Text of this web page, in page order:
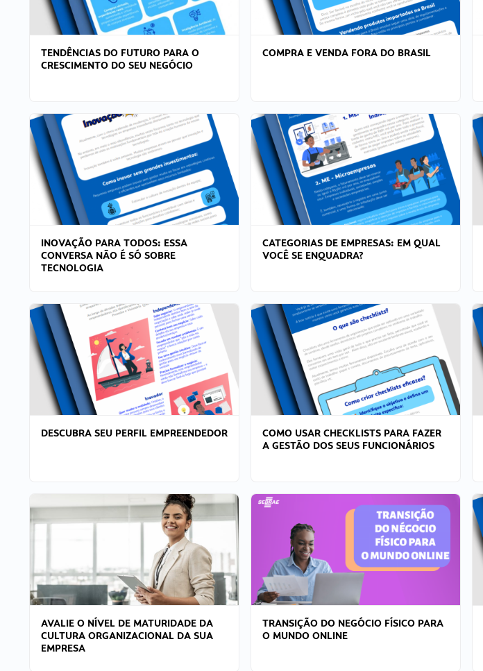
TENDÊNCIAS DO FUTURO PARA O
CRESCIMENTO DO SEU NEGÓCIO
COMPRA E VENDA FORA DO BRASIL
INOVAÇÃO PARA TODOS: ESSA
CONVERSA NÃO É SÓ SOBRE
TECNOLOGIA
CATEGORIAS DE EMPRESAS: EM QUAL
VOCÊ SE ENQUADRA?
DESCUBRA SEU PERFIL EMPREENDEDOR
COMO USAR CHECKLISTS PARA FAZER
A GESTÃO DOS SEUS FUNCIONÁRIOS
AVALIE O NÍVEL DE MATURIDADE DA
CULTURA ORGANIZACIONAL DA SUA
EMPRESA
TRANSIÇÃO DO NEGÓCIO FÍSICO PARA
O MUNDO ONLINE